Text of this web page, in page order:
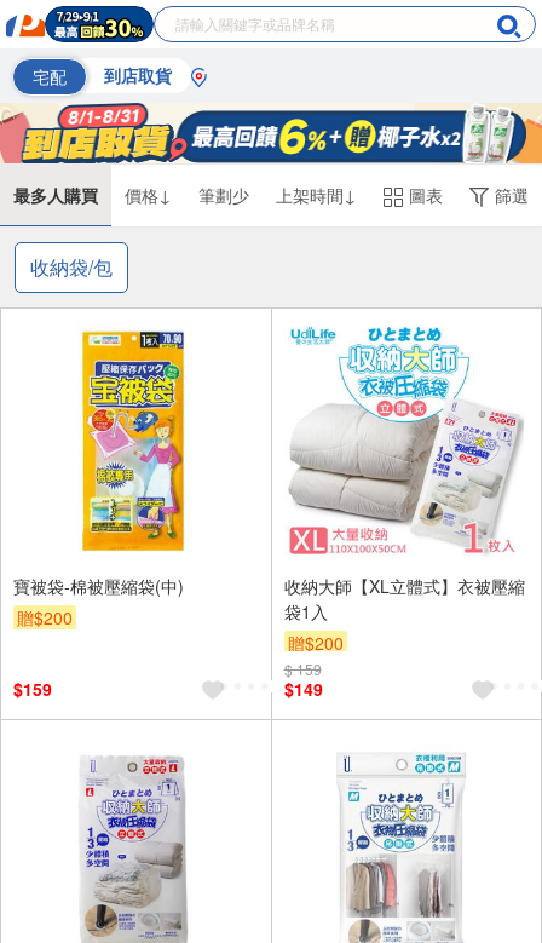
宅配 到店取貨
最多人購買 價格↓ 筆劃少 上架時間↓ 圖表 篩選
收納袋/包
寶被袋-棉被壓縮袋(中)
贈$200
$159
收納大師【XL立體式】衣被壓縮
袋1入
贈$200
$ 159
$149